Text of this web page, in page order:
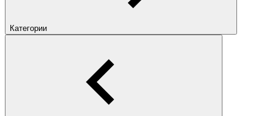
Категории